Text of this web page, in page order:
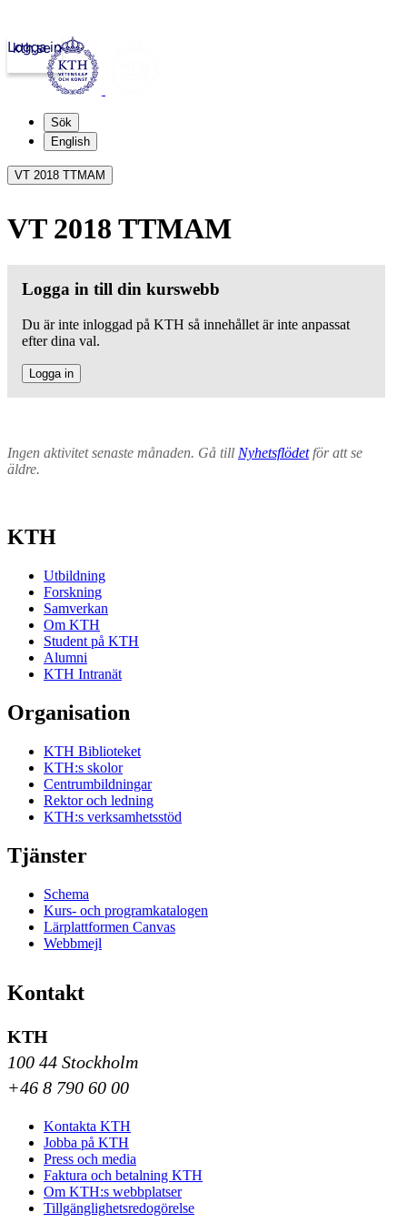
kth.se
Logga in
Sök
English
VT 2018 TTMAM
VT 2018 TTMAM
Logga in till din kurswebb
Du är inte inloggad på KTH så innehållet är inte anpassat
efter dina val.
Logga in
Ingen aktivitet senaste månaden. Gå till Nyhetsflödetför att se
äldre.
KTH
Utbildning
Forskning
Samverkan
Om KTH
Student på KTH
Alumni
KTH Intranät
Organisation
KTH Biblioteket
KTH:s skolor
Centrumbildningar
Rektor och ledning
KTH:s verksamhetsstöd
Tjänster
Schema
Kurs- och programkatalogen
Lärplattformen Canvas
Webbmejl
Kontakt
KTH
100 44 Stockholm
+46 8 790 60 00
Kontakta KTH
Jobba på KTH
Press och media
Faktura och betalning KTH
Om KTH:s webbplatser
Tillgänglighetsredogörelse